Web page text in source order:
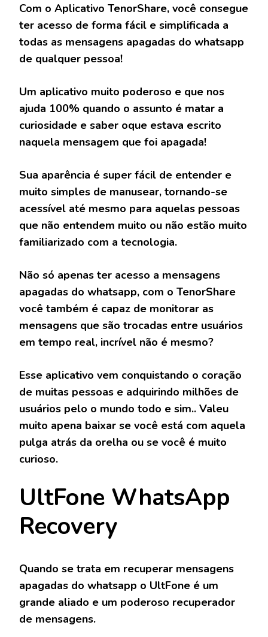
Com o Aplicativo TenorShare, você consegue
ter acesso de forma fácil e simplificada a
todas as mensagens apagadas do whatsapp
de qualquer pessoa!
Um aplicativo muito poderoso e que nos
ajuda 100% quando o assunto é matar a
curiosidade e saber oque estava escrito
naquela mensagem que foi apagada!
Sua aparência é super fácil de entender e
muito simples de manusear, tornando-se
acessível até mesmo para aquelas pessoas
que não entendem muito ou não estão muito
familiarizado com a tecnologia.
Não só apenas ter acesso a mensagens
apagadas do whatsapp, com o TenorShare
você também é capaz de monitorar as
mensagens que são trocadas entre usuários
em tempo real, incrível não é mesmo?
Esse aplicativo vem conquistando o coração
de muitas pessoas e adquirindo milhões de
usuários pelo o mundo todo e sim.. Valeu
muito apena baixar se você está com aquela
pulga atrás da orelha ou se você é muito
curioso.
UltFone WhatsApp
Recovery
Quando se trata em recuperar mensagens
apagadas do whatsapp o UltFone é um
grande aliado e um poderoso recuperador
de mensagens.